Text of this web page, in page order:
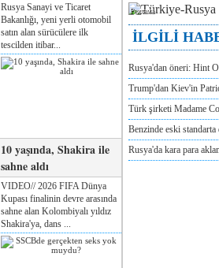
Rusya Sanayi ve Ticaret
Bakanlığı, yeni yerli otomobil
satın alan sürücülere ilk
tescilden itibar...
10 yaşında, Shakira ile
sahne aldı
VIDEO// 2026 FIFA Dünya
Kupası finalinin devre arasında
sahne alan Kolombiyalı yıldız
Shakira'ya, dans ...
Реклама
İLGİLİ
Rusya'dan öneri: Hint
Trump'dan Kiev'in
Türk şirketi Madame
Benzinde eski
Rusya'da kara para